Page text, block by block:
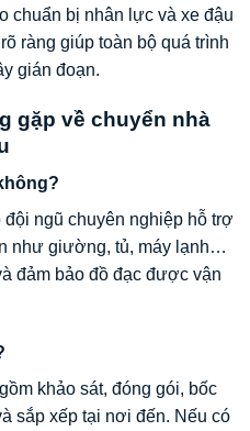
chuẩn bị nhân lực và xe đậu
ràng giúp toàn bộ quá trình
gián đoạn.
gặp về chuyển nhà
ngũ chuyên nghiệp hỗ trợ
như giường, tủ, máy lạnh…
đảm bảo đồ đạc được vận
khảo sát, đóng gói, bốc
sắp xếp tại nơi đến. Nếu có